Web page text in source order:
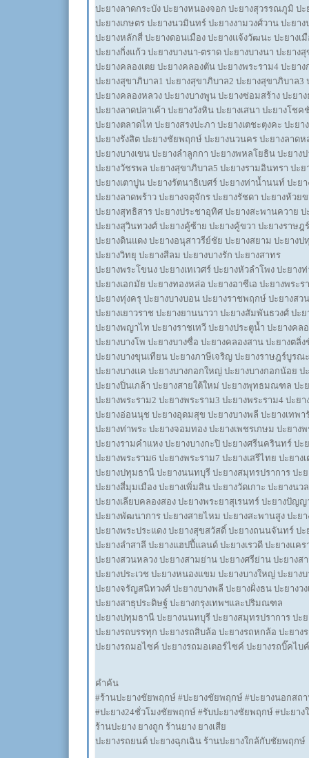
ปะยางลาดกระบัง ปะยางหนองจอก ปะยางสุวรรณภูมิ ปะ
ปะยางเกษตร ปะยางนวมินทร์ ปะยางงามวงศ์วาน ปะยา
ปะยางหลักสี่ ปะยางดอนเมือง ปะยางแจ้งวัฒนะ ปะยางเ
ปะยางกิ่งแก้ว ปะยางบางนา-ตราด ปะยางบางนา ปะยาง
ปะยางคลองเตย ปะยางคลองตัน ปะยางพระราม4 ปะยา
ปะยางสุขาภิบาล1 ปะยางสุขาภิบาล2 ปะยางสุขาภิบาล3
ปะยางคลองหลวง ปะยางบางพูน ปะยางซ่อมสร้าง ปะยา
ปะยางลาดปลาเค้า ปะยางวังหิน ปะยางเสนา ปะยางโชค
ปะยางตลาดไท ปะยางสรงปะภา ปะยางเตชะตุงคะ ปะยาง
ปะยางรังสิต ปะยางชัยพฤกษ์ ปะยางนวนคร ปะยางลาด
ปะยางบางเขน ปะยางลำลูกกา ปะยางพหลโยธิน ปะยางป
ปะยางวัชรพล ปะยางสุขาภิบาล5 ปะยางรามอินทรา ปะ
ปะยางเตาปูน ปะยางรัตนาธิเบศร์ ปะยางท่าน้ำนนท์ ปะย
ปะยางลาดพร้าว ปะยางจตุจักร ปะยางรัชดา ปะยางห้วย
ปะยางสุทธิสาร ปะยางประชาอุทิศ ปะยางสะพานควาย ป
ปะยางสุวินทวงศ์ ปะยางคู้ซ้าย ปะยางคู้ขวา ปะยางราษฎ
ปะยางดินแดง ปะยางอนุสาวรีย์ชัย ปะยางสยาม ปะยางป
ปะยางวิทยุ ปะยางสีลม ปะยางบางรัก ปะยางสาทร
ปะยางพระโขนง ปะยางเทเวศร์ ปะยางหัวลำโพง ปะยางท่
ปะยางเอกมัย ปะยางทองหล่อ ปะยางอาซีเอ ปะยางพระร
ปะยางทุ่งครุ ปะยางบางบอน ปะยางราชพฤกษ์ ปะยางสว
ปะยางเยาวราช ปะยางยานนาวา ปะยางสัมพันธวงศ์ ปะย
ปะยางพญาไท ปะยางราชเทวี ปะยางประตูน้ำ ปะยางคล
ปะยางบางโพ ปะยางบางซื่อ ปะยางคลองสาน ปะยางตลิ่
ปะยางบางขุนเทียน ปะยางภาษีเจริญ ปะยางราษฎร์บูรณ
ปะยางบางแค ปะยางบางกอกใหญ่ ปะยางบางกอกน้อย
ปะยางปิ่นเกล้า ปะยางสายใต้ใหม่ ปะยางพุทธมณฑล ปะ
ปะยางพระราม2 ปะยางพระราม3 ปะยางพระราม4 ปะยา
ปะยางอ่อนนุช ปะยางอุดมสุข ปะยางบางพลี ปะยางเทพา
ปะยางท่าพระ ปะยางจอมทอง ปะยางเพชรเกษม ปะยาง
ปะยางรามคำแหง ปะยางบางกะปิ ปะยางศรีนครินทร์ ปะย
ปะยางพระราม6 ปะยางพระราม7 ปะยางเสรีไทย ปะยาง
ปะยางปทุมธานี ปะยางนนทบุรี ปะยางสมุทรปราการ ปะ
ปะยางสี่มุมเมือง ปะยางเพิ่มสิน ปะยางวัดเกาะ ปะยางนว
ปะยางเลียบคลองสอง ปะยางพระยาสุเรนทร์ ปะยางปัญ
ปะยางพัฒนาการ ปะยางสายไหม ปะยางสะพานสูง ปะย
ปะยางพระประแดง ปะยางสุขสวัสดิ์ ปะยางถนนจันทร์ ปะ
ปะยางลำสาลี ปะยางแฮปปี้แลนด์ ปะยางเรวดี ปะยางแคร
ปะยางสวนหลวง ปะยางสามย่าน ปะยางศรีย่าน ปะยางส
ปะยางประเวช ปะยางหนองแขม ปะยางบางใหญ่ ปะยาง
ปะยางจรัญสนิทวงศ์ ปะยางบางพลี ปะยางฝั่งธน ปะยางว
ปะยางสาธุประดิษฐ์ ปะยางกรุงเทพฯและปริมณฑล
ปะยางปทุมธานี ปะยางนนทบุรี ปะยางสมุทรปราการ ปะ
ปะยางรถบรรทุก ปะยางรถสิบล้อ ปะยางรถหกล้อ ปะยาง
ปะยางรถมอไซค์ ปะยางรถมอเตอร์ไซค์ ปะยางรถบิ๊คไบค์
คำค้น
#ร้านปะยางชัยพฤกษ์ #ปะยางชัยพฤกษ์ #ปะยางนอกส
#ปะยาง24ชั่วโมงชัยพฤกษ์ #รับปะยางชัยพฤกษ์ #ปะยาง
ร้านปะยาง ยางถูก ร้านยาง ยางเสีย
ปะยางรถยนต์ ปะยางฉุกเฉิน ร้านปะยางใกล้กับชัยพฤกษ์